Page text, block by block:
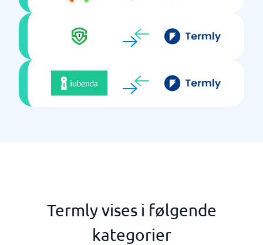
Termly vises i følgende
kategorier